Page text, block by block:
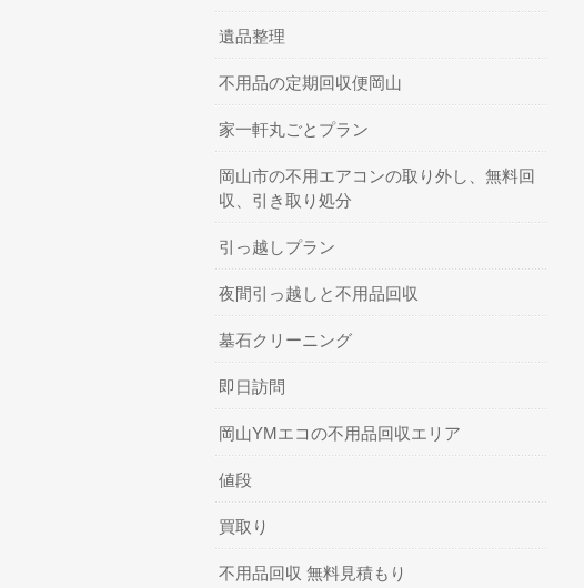
遺品整理
不用品の定期回収便岡山
家一軒丸ごとプラン
岡山市の不用エアコンの取り外し、無料回
収、引き取り処分
引っ越しプラン
夜間引っ越しと不用品回収
墓石クリーニング
即日訪問
岡山YMエコの不用品回収エリア
値段
買取り
不用品回収 無料見積もり